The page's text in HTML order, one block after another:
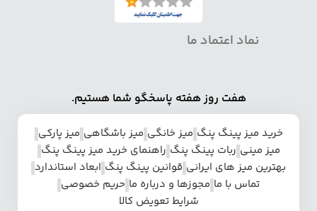
نماد اعتماد ما
هفت روز هفته پاسخگو شما هستیم.
خرید میز پینگ پنگ میز خانگی میز باشگاهی میز پارکی
میز مینی ربات پینگ پنگ راهنمای خرید میز پینگ پنگ
بهترین میز های ایرانی قوانین پینگ پنگ ابعاد استاندارد
تماس با ما مجوزها و درباره ما حریم خصوصی
شرایط تعویض کالا